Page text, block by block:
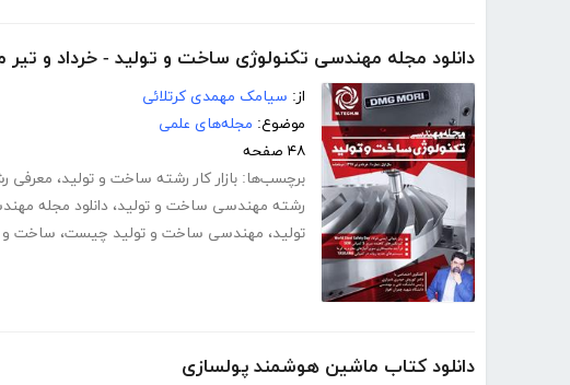
دانلود مجله مهندسی تکنولوژی ساخت و تولید - خرداد و تیر
از: سیامک مهمدی کرتلائی
موضوع: مجله‌های علمی
۴۸ صفحه
برچسب‌ها: بازار کار رشته ساخت و تولید، معرفی
رشته مهندسی ساخت و تولید، دانلود مجله
تولید، مهندسی ساخت و تولید چیست، ساخت و
دانلود کتاب ماشین هوشمند پولسازی